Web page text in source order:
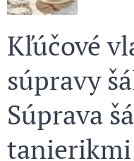
Kľúčové
súpravy
Súprava
tanierikmi